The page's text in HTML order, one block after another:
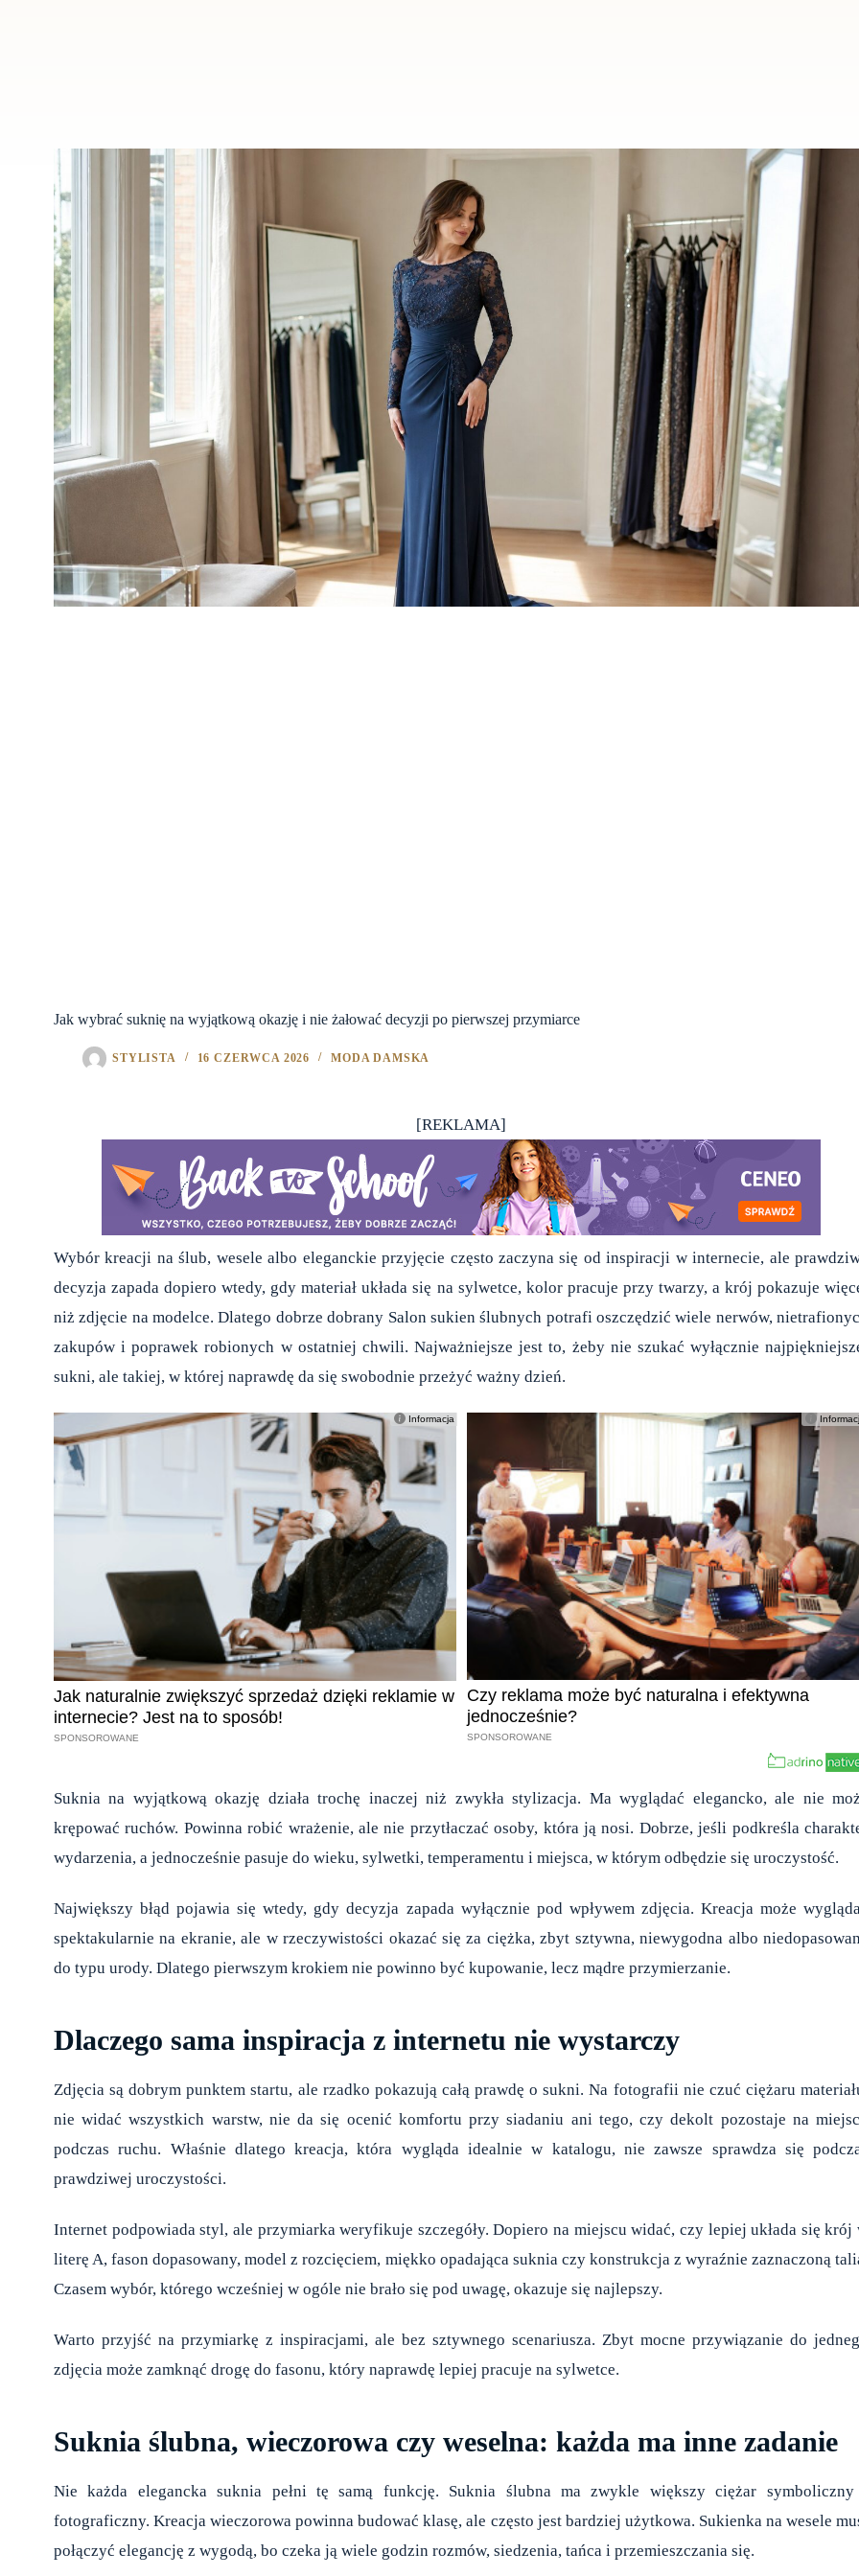
Jak wybrać suknię na wyjątkową okazję i nie żałować decyzji po pierwszej przymiarce
STYLISTA 16 CZERWCA 2026 MODA DAMSKA
[REKLAMA]
Wybór kreacji na ślub, wesele albo eleganckie przyjęcie często zaczyna się od inspiracji w internecie, ale
decyzja zapada dopiero wtedy, gdy materiał układa się na sylwetce, kolor pracuje przy twarzy, a krój pokazuje
niż zdjęcie na modelce. Dlatego dobrze dobrany Salon sukien ślubnych potrafi oszczędzić wiele nerwów,
zakupów i poprawek robionych w ostatniej chwili. Najważniejsze jest to, żeby nie szukać wyłącznie
sukni, ale takiej, w której naprawdę da się swobodnie przeżyć ważny dzień.
Suknia na wyjątkową okazję działa trochę inaczej niż zwykła stylizacja. Ma wyglądać elegancko, ale nie
krępować ruchów. Powinna robić wrażenie, ale nie przytłaczać osoby, która ją nosi. Dobrze, jeśli podkreśla
wydarzenia, a jednocześnie pasuje do wieku, sylwetki, temperamentu i miejsca, w którym odbędzie się uroczystość.
Największy błąd pojawia się wtedy, gdy decyzja zapada wyłącznie pod wpływem zdjęcia. Kreacja może
spektakularnie na ekranie, ale w rzeczywistości okazać się za ciężka, zbyt sztywna, niewygodna albo
do typu urody. Dlatego pierwszym krokiem nie powinno być kupowanie, lecz mądre przymierzanie.
Dlaczego sama inspiracja z internetu nie wystarczy
Zdjęcia są dobrym punktem startu, ale rzadko pokazują całą prawdę o sukni. Na fotografii nie czuć ciężaru
nie widać wszystkich warstw, nie da się ocenić komfortu przy siadaniu ani tego, czy dekolt pozostaje na
podczas ruchu. Właśnie dlatego kreacja, która wygląda idealnie w katalogu, nie zawsze sprawdza się
prawdziwej uroczystości.
Internet podpowiada styl, ale przymiarka weryfikuje szczegóły. Dopiero na miejscu widać, czy lepiej układa się krój
literę A, fason dopasowany, model z rozcięciem, miękko opadająca suknia czy konstrukcja z wyraźnie zaznaczoną
Czasem wybór, którego wcześniej w ogóle nie brało się pod uwagę, okazuje się najlepszy.
Warto przyjść na przymiarkę z inspiracjami, ale bez sztywnego scenariusza. Zbyt mocne przywiązanie do
zdjęcia może zamknąć drogę do fasonu, który naprawdę lepiej pracuje na sylwetce.
Suknia ślubna, wieczorowa czy weselna: każda ma inne zadanie
Nie każda elegancka suknia pełni tę samą funkcję. Suknia ślubna ma zwykle większy ciężar
fotograficzny. Kreacja wieczorowa powinna budować klasę, ale często jest bardziej użytkowa. Sukienka na wesele
połączyć elegancję z wygodą, bo czeka ją wiele godzin rozmów, siedzenia, tańca i przemieszczania się.